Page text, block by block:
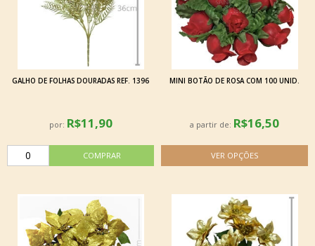
GALHO DE FOLHAS DOURADAS REF. 1396
por: R$11,90
MINI BOTÃO DE ROSA COM 100 UNID.
a partir de: R$16,50